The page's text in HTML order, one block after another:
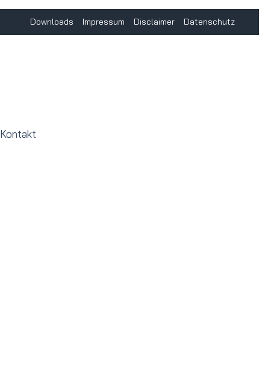
Downloads Impressum Disclaimer Datenschutz
Kontakt